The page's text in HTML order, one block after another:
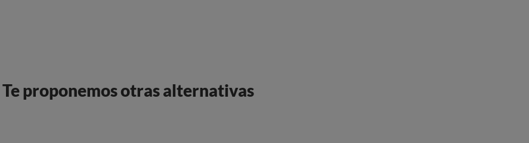
Te proponemos otras alternativas